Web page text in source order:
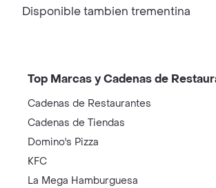
Disponible tambien trementina
Top Marcas y Cadenas de
Cadenas de Restaurantes
Cadenas de Tiendas
Domino's Pizza
KFC
La Mega Hamburguesa